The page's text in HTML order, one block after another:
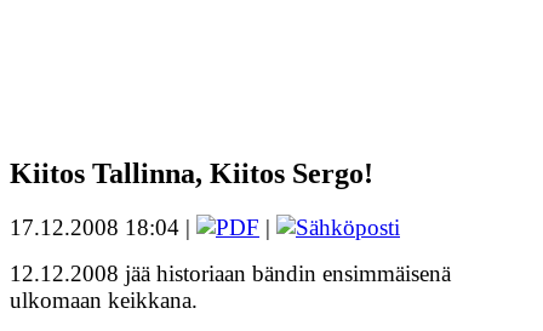
Kiitos Tallinna, Kiitos Sergo!
17.12.2008 18:04 |
|
12.12.2008 jää historiaan bändin ensimmäisenä
ulkomaan keikkana.